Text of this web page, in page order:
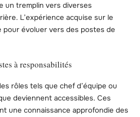
un tremplin vers diverses
L’expérience acquise sur le
évoluer vers des postes de
à responsabilités
rôles tels que chef d’équipe ou
deviennent accessibles. Ces
une connaissance approfondie des